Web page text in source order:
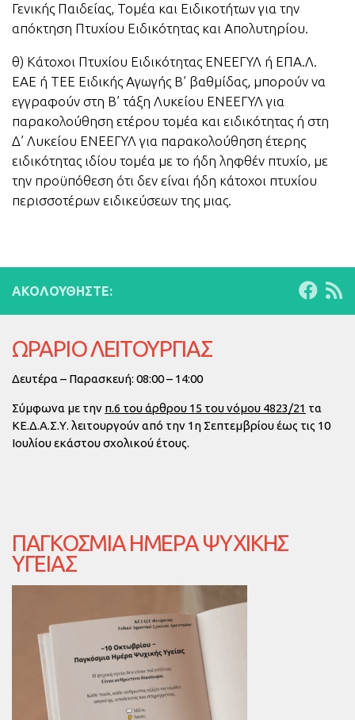
Γενικής Παιδείας, Τομέα και Ειδικοτήτων για την
απόκτηση Πτυχίου Ειδικότητας και Απολυτηρίου.
θ) Κάτοχοι Πτυχίου Ειδικότητας ΕΝΕΕΓΥΛ ή ΕΠΑ.Λ.
ΕΑΕ ή TEE Ειδικής Αγωγής Β’ βαθμίδας, μπορούν να
εγγραφούν στη Β’ τάξη Λυκείου ΕΝΕΕΓΥΛ για
παρακολούθηση ετέρου τομέα και ειδικότητας ή στη
Δ’ Λυκείου ΕΝΕΕΓΥΛ για παρακολούθηση έτερης
ειδικότητας ιδίου τομέα με το ήδη ληφθέν πτυχίο, με
την προϋπόθεση ότι δεν είναι ήδη κάτοχοι πτυχίου
περισσοτέρων ειδικεύσεων της μιας.
ΑΚΟΛΟΥΘΉΣΤΕ:
ΩΡΑΡΙΟ ΛΕΙΤΟΥΡΓΙΑΣ
Δευτέρα – Παρασκευή: 08:00 – 14:00
Σύμφωνα με την π.6 του άρθρου 15 του νόμου 4823/21 τα
ΚΕ.Δ.Α.Σ.Υ. λειτουργούν από την 1η Σεπτεμβρίου έως τις 10
Ιουλίουεκάστου σχολικού έτους.
ΠΑΓΚΌΣΜΙΑ ΗΜΈΡΑ ΨΥΧΙΚΉΣ
ΥΓΕΊΑΣ